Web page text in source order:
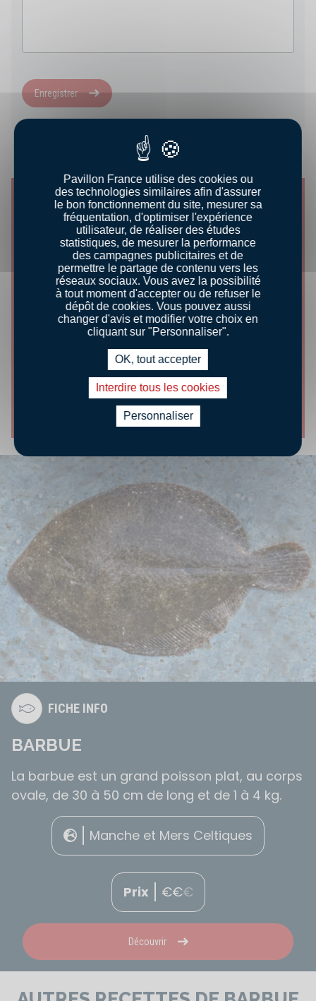
Enregistrer
NOS ASTUCES
CONSEILS DÉGUSTATION
PRÉPAREZ UNE BARBUE CUITE
Découvrir le conseil
FICHE INFO
BARBUE
La barbue est un grand poisson plat, au corps
ovale, de 30 à 50 cm de long et de 1 à 4 kg.
Manche et Mers Celtiques
Prix €€€
Découvrir
Pavillon France utilise des cookies ou
des technologies similaires afin d'assurer
le bon fonctionnement du site, mesurer sa
fréquentation, d'optimiser l'expérience
utilisateur, de réaliser des études
statistiques, de mesurer la performance
des campagnes publicitaires et de
permettre le partage de contenu vers les
réseaux sociaux. Vous avez la possibilité
à tout moment d'accepter ou de refuser le
dépôt de cookies. Vous pouvez aussi
changer d'avis et modifier votre choix en
cliquant sur "Personnaliser".
OK, tout accepter
Interdire tous les cookies
Personnaliser